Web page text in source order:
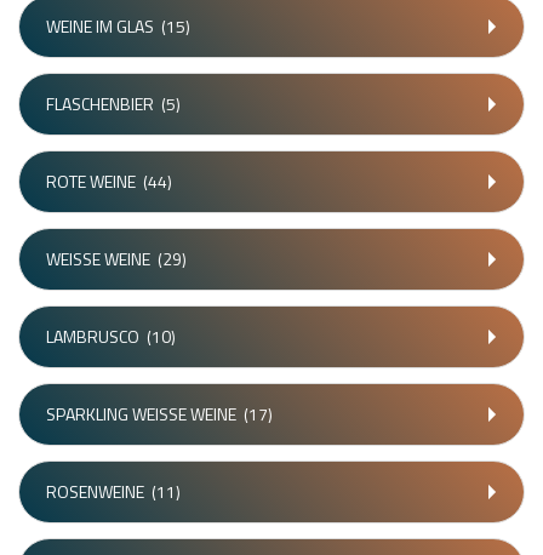
WEINE IM GLAS (15)
FLASCHENBIER (5)
ROTE WEINE (44)
WEISSE WEINE (29)
LAMBRUSCO (10)
SPARKLING WEISSE WEINE (17)
ROSENWEINE (11)